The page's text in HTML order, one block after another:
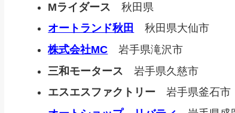
Mライダース 秋田県
オートランド秋田
秋田県大仙市
株式会社MC 岩手県滝沢市
三和モータース 岩手県久慈市
エスエスファクトリー 岩手県釜石市